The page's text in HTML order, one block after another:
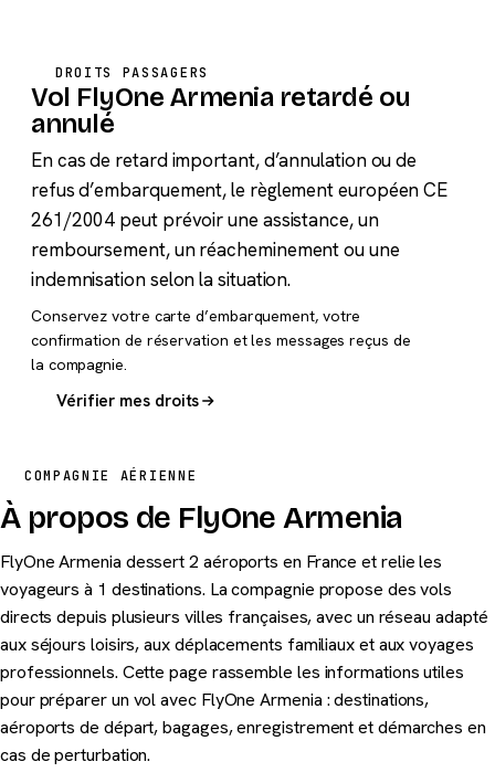
DROITS PASSAGERS
Vol FlyOne Armenia retardé ou
annulé
En cas de retard important, d’annulation ou de
refus d’embarquement, le règlement européen CE
261/2004 peut prévoir une assistance, un
remboursement, un réacheminement ou une
indemnisation selon la situation.
Conservez votre carte d’embarquement, votre
confirmation de réservation et les messages reçus de
la compagnie.
Vérifier mes droits
COMPAGNIE AÉRIENNE
À propos de FlyOne Armenia
FlyOne Armenia dessert 2 aéroports en France et relie les
voyageurs à 1 destinations. La compagnie propose des vols
directs depuis plusieurs villes françaises, avec un réseau adapté
aux séjours loisirs, aux déplacements familiaux et aux voyages
professionnels. Cette page rassemble les informations utiles
pour préparer un vol avec FlyOne Armenia : destinations,
aéroports de départ, bagages, enregistrement et démarches en
cas de perturbation.